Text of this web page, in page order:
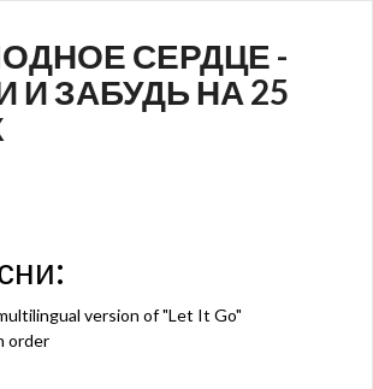
СЕРДЦЕ -
И ЗАБУДЬ НА 25
version of "Let It Go"
order